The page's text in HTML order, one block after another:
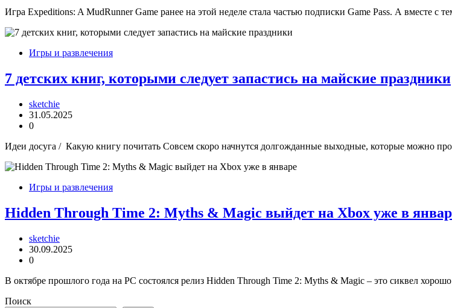
Игра Expeditions: A MudRunner Game ранее на этой неделе стала частью подписки Game Pass. А вместе с
Игры и развлечения
7 детских книг, которыми следует запастись на майские праздники
sketchie
31.05.2025
0
Идеи досуга / Какую книгу почитать Совсем скоро начнутся долгожданные выходные, которые можно
Игры и развлечения
Hidden Through Time 2: Myths & Magic выйдет на Xbox уже в
sketchie
30.09.2025
0
В октябре прошлого года на PC состоялся релиз Hidden Through Time 2: Myths & Magic – это сиквел
Поиск